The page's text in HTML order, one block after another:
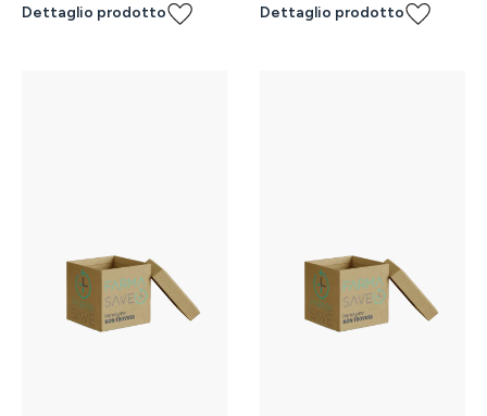
Dettaglio prodotto Dettaglio prodotto